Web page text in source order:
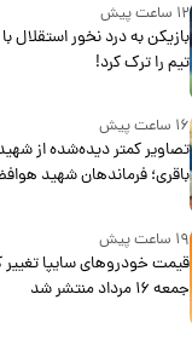
۱۲ ساعت پیش
بازیکن به درد نخور استقلال
تیم را ترک کرد!
۱۶ ساعت پیش
تصاویر کمتر دیده‌شده از
باقری؛ فرماندهان شهید
۱۹ ساعت پیش
قیمت خودروهای سایپا
جمعه ۱۶ مرداد منتشر شد